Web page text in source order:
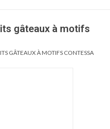
gâteaux à motifs
GÂTEAUX À MOTIFS CONTESSA